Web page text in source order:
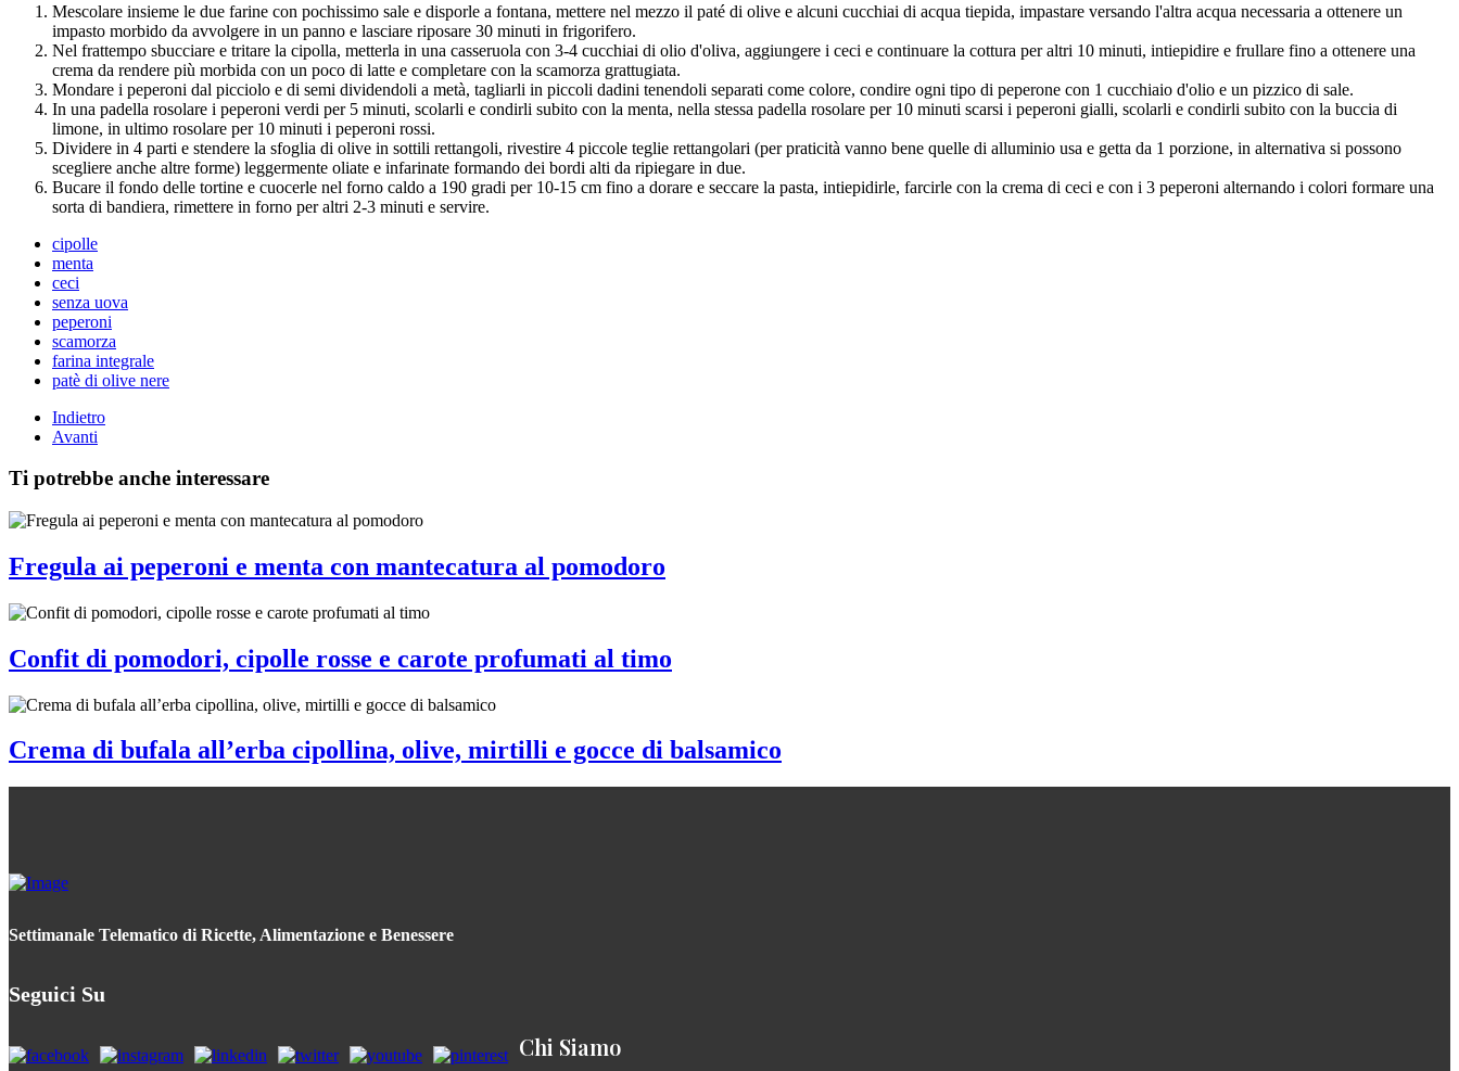
Mescolare insieme le due farine con pochissimo sale e disporle a fontana, mettere nel mezzo il paté di olive e alcuni cucchiai di acqua tiepida, impastare versando l'altra acqua necessaria a ottenere un
impasto morbido da avvolgere in un panno e lasciare riposare 30 minuti in frigorifero.
Nel frattempo sbucciare e tritare la cipolla, metterla in una casseruola con 3-4 cucchiai di olio d'oliva, aggiungere i ceci e continuare la cottura per altri 10 minuti, intiepidire e frullare fino a ottenere una
crema da rendere più morbida con un poco di latte e completare con la scamorza grattugiata.
Mondare i peperoni dal picciolo e di semi dividendoli a metà, tagliarli in piccoli dadini tenendoli separati come colore, condire ogni tipo di peperone con 1 cucchiaio d'olio e un pizzico di sale.
In una padella rosolare i peperoni verdi per 5 minuti, scolarli e condirli subito con la menta, nella stessa padella rosolare per 10 minuti scarsi i peperoni gialli, scolarli e condirli subito con la buccia di
limone, in ultimo rosolare per 10 minuti i peperoni rossi.
Dividere in 4 parti e stendere la sfoglia di olive in sottili rettangoli, rivestire 4 piccole teglie rettangolari (per praticità vanno bene quelle di alluminio usa e getta da 1 porzione, in alternativa si possono
scegliere anche altre forme) leggermente oliate e infarinate formando dei bordi alti da ripiegare in due.
Bucare il fondo delle tortine e cuocerle nel forno caldo a 190 gradi per 10-15 cm fino a dorare e seccare la pasta, intiepidirle, farcirle con la crema di ceci e con i 3 peperoni alternando i colori formare una
sorta di bandiera, rimettere in forno per altri 2-3 minuti e servire.
cipolle
menta
ceci
senza uova
peperoni
scamorza
farina integrale
patè di olive nere
Indietro
Avanti
Ti potrebbe anche interessare
Fregula ai peperoni e menta con mantecatura al pomodoro
Confit di pomodori, cipolle rosse e carote profumati al timo
Crema di bufala all’erba cipollina, olive, mirtilli e gocce di balsamico
Settimanale Telematico di Ricette, Alimentazione e Benessere
Seguici Su
Chi Siamo